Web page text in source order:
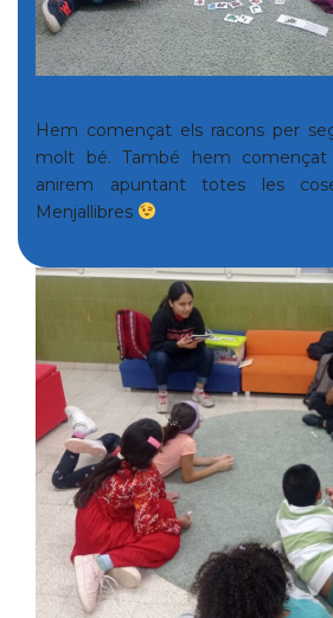
Hem començat els racons per
molt bé. També hem començat
anirem apuntant totes les
Menjallibres